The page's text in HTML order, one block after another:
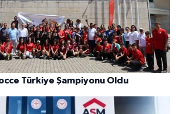
Türkiye Şampiyonu Oldu